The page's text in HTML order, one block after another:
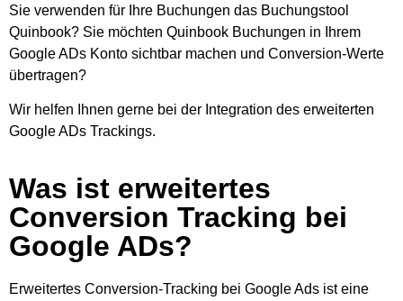
Sie verwenden für Ihre Buchungen das Buchungstool
Quinbook? Sie möchten Quinbook Buchungen in Ihrem
Google ADs Konto sichtbar machen und Conversion-Werte
übertragen?
Wir helfen Ihnen gerne bei der Integration des erweiterten
Google ADs Trackings.
Was ist erweitertes
Conversion Tracking bei
Google ADs?
Erweitertes Conversion-Tracking bei Google Ads ist eine